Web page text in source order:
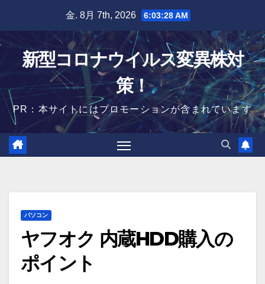
content
金. 8月 7th, 2026 6:03:29 AM
新型コロナウイルス変異株対
策！
PR：本サイトにはプロモーションが含まれています
パソコン
ヤフオク 内蔵HDD購入の
ポイント